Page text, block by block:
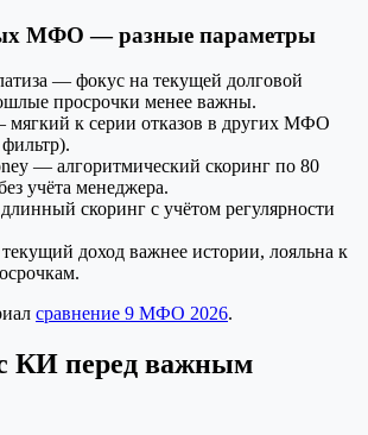
МФО — разные параметры
— фокус на текущей долговой
просрочки менее важны.
к серии отказов в других МФО
— алгоритмический скоринг по 80
учёта менеджера.
скоринг с учётом регулярности
доход важнее истории, лояльна к
сравнение 9 МФО 2026.
КИ перед важным